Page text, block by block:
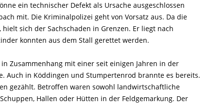
ein technischer Defekt als Ursache ausgeschlossen
mit. Die Kriminalpolizei geht von Vorsatz aus. Da die
sich der Sachschaden in Grenzen. Er liegt nach
konnten aus dem Stall gerettet werden.
Zusammenhang mit einer seit einigen Jahren in der
Auch in Köddingen und Stumpertenrod brannte es bereits.
gezählt. Betroffen waren sowohl landwirtschaftliche
Hallen oder Hütten in der Feldgemarkung. Der